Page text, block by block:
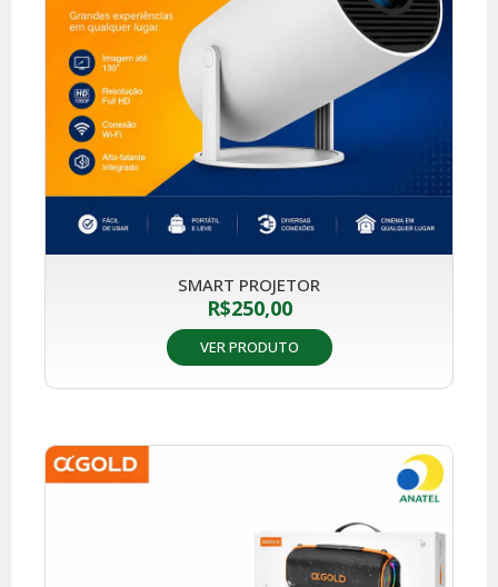
SMART PROJETOR
R$250,00
VER PRODUTO